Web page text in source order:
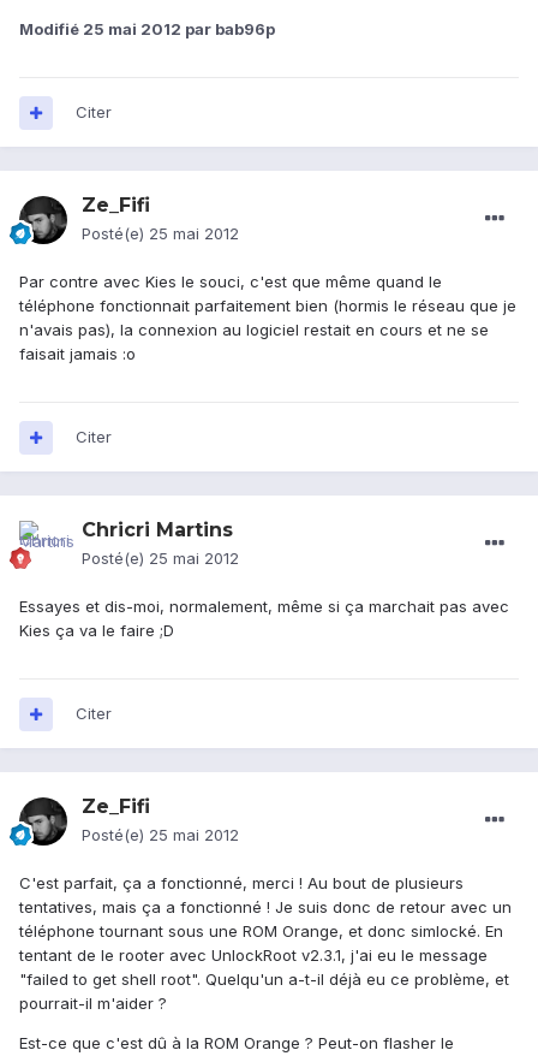
Modifié 25 mai 2012 par bab96p
Citer
Ze_Fifi
Posté(e) 25 mai 2012
Par contre avec Kies le souci, c'est que même quand le
téléphone fonctionnait parfaitement bien (hormis le réseau que je
n'avais pas), la connexion au logiciel restait en cours et ne se
faisait jamais :o
Citer
Chricri Martins
Posté(e) 25 mai 2012
Essayes et dis-moi, normalement, même si ça marchait pas avec
Kies ça va le faire ;D
Citer
Ze_Fifi
Posté(e) 25 mai 2012
C'est parfait, ça a fonctionné, merci ! Au bout de plusieurs
tentatives, mais ça a fonctionné ! Je suis donc de retour avec un
téléphone tournant sous une ROM Orange, et donc simlocké. En
tentant de le rooter avec UnlockRoot v2.3.1, j'ai eu le message
"failed to get shell root". Quelqu'un a-t-il déjà eu ce problème, et
pourrait-il m'aider ?
Est-ce que c'est dû à la ROM Orange ? Peut-on flasher le